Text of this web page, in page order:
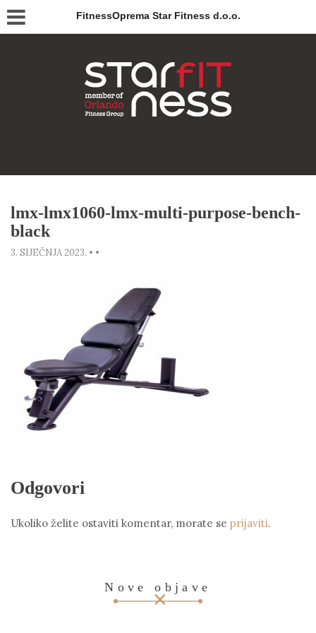
FitnessOprema Star Fitness d.o.o.
lmx-lmx1060-lmx-multi-purpose-bench-
black
3. SIJEČNJA 2023. • •
Odgovori
Ukoliko želite ostaviti komentar, morate se prijaviti.
Nove objave